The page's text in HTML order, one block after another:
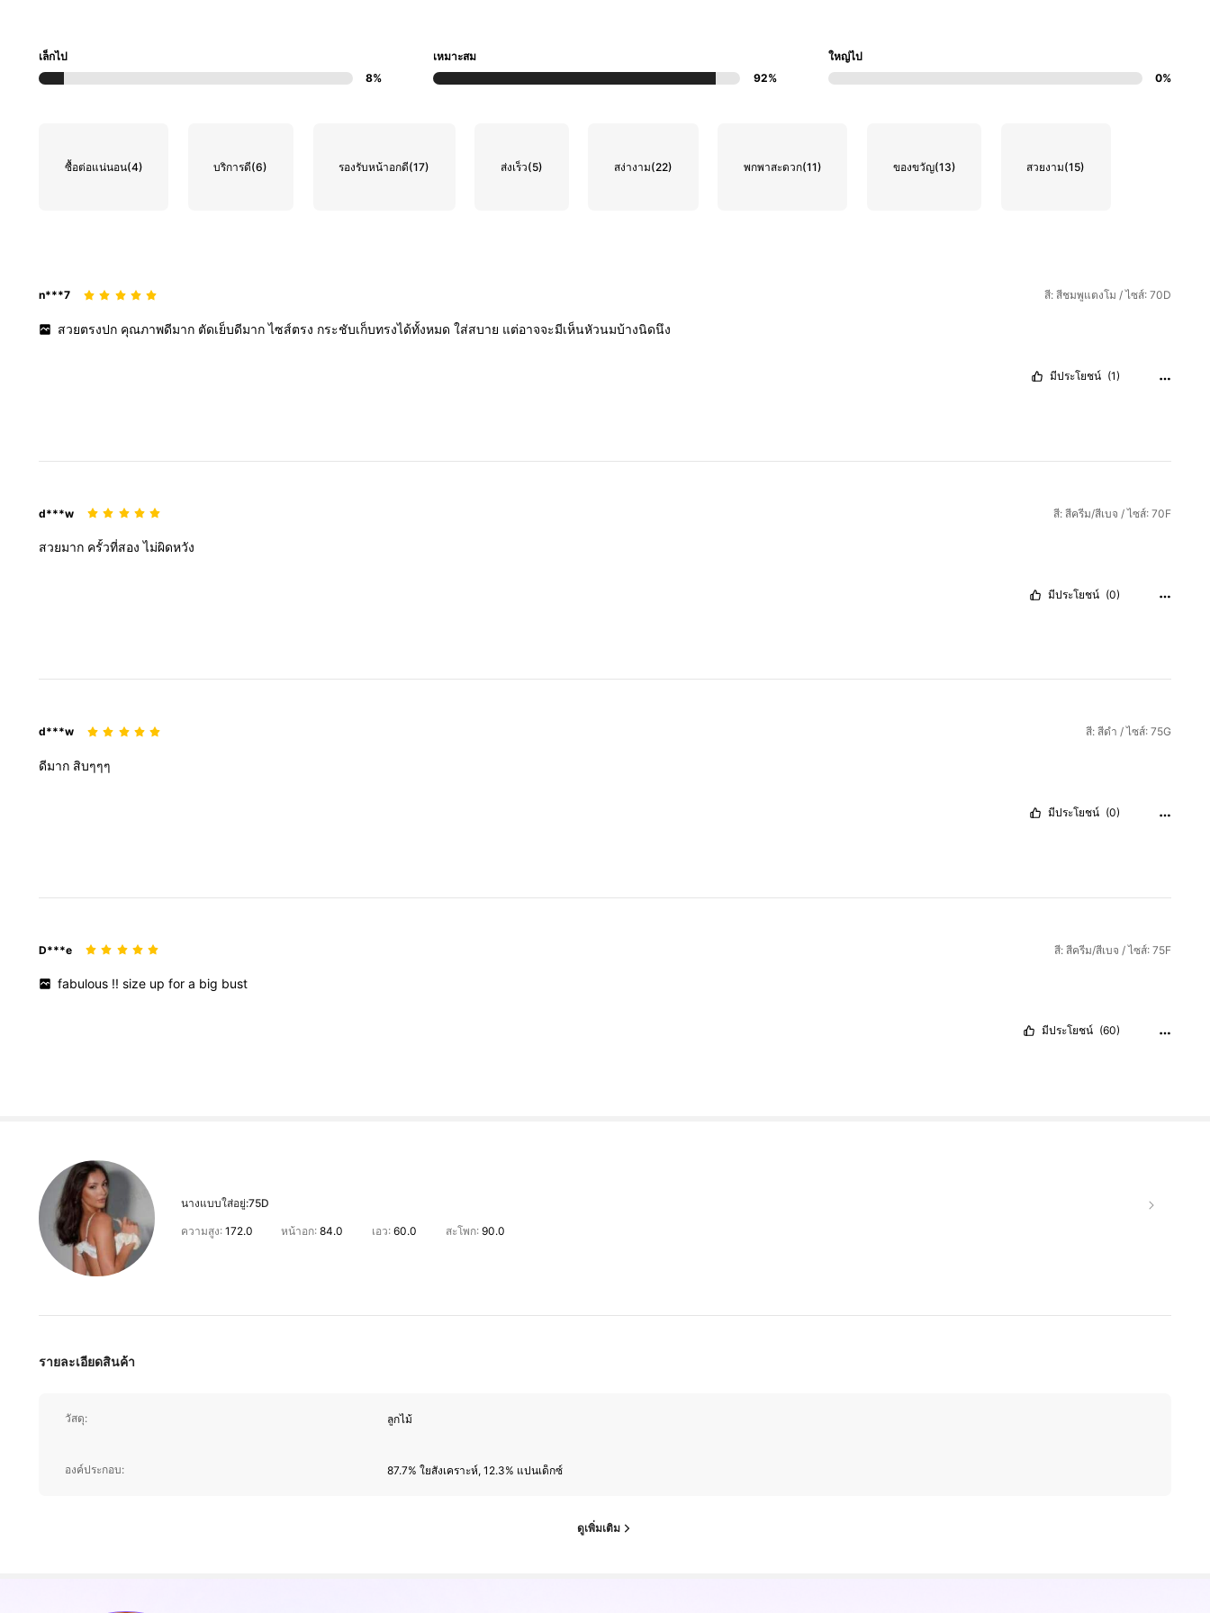
เล็กไป
8%
เหมาะสม
92%
ใหญ่ไป
0%
ซื้อต่อแน่นอน(4) บริการดี(6) รองรับหน้าอกดี(17) ส่งเร็ว(5) สง่างาม(22) พกพาสะดวก(11) ของขวัญ(13) สวยงาม(15)
n***7 สี: สีชมพูแตงโม / ไซส์: 70D
สวยตรงปก คุณภาพดีมาก ตัดเย็บดีมากไซส์ตรง กระชับเก็บทรงได้ทั้งหมดใส่สบาย แต่อาจจะมีเห็นหัวนมบ้างนิดนึง
มีประโยชน์ (1)
d***w สี: สีครีม/สีเบจ / ไซส์: 70F
สวยมาก ครั้วที่สองไม่ผิดหวัง
มีประโยชน์ (0)
d***w สี: สีดำ / ไซส์: 75G
ดีมาก สิบๆๆๆ
มีประโยชน์ (0)
D***e สี: สีครีม/สีเบจ / ไซส์: 75F
fabulous !!size upfora big bust
มีประโยชน์ (60)
นางแบบใส่อยู่:75D
ความสูง: 172.0 หน้าอก:84.0 เอว: 60.0 สะโพก: 90.0
รายละเอียดสินค้า
วัสดุ: ลูกไม้
องค์ประกอบ: 87.7% ใยสังเคราะห์, 12.3% แปนเด็กซ์
ดูเพิ่มเติม
834K ผู้ติดตาม